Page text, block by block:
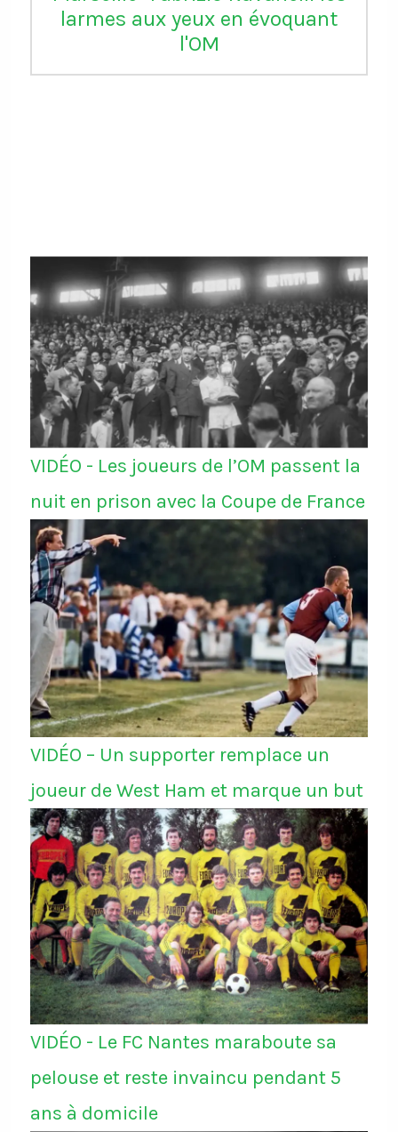
larmes aux yeux en évoquant
l'OM
VIDÉO - Les joueurs de l’OM passent la
nuit en prison avec la Coupe de France
VIDÉO – Un supporter remplace un
joueur de West Ham et marque un but
VIDÉO - Le FC Nantes maraboute sa
pelouse et reste invaincu pendant 5
ans à domicile